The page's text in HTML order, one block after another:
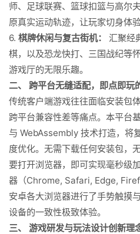
师、足球联赛、篮球扣篮与高尔
原真实运动轨迹，让玩家切身体
6. 棋牌休闲与复古街机：
汇聚经
棋，以及恐龙快打、三国战纪等
游戏厅的无限乐趣。
二、 跨平台无缝适配，即点即玩
传统客户端游戏往往面临安装包
跨平台兼容性差等痛点。本平台
与 WebAssembly 技术打造，将
度优化。无需下载任何安装包，
要打开浏览器，即可实现毫秒级
器（Chrome, Safari, Edge,
安卓各大浏览器进行了手势触摸
设备的一致性极致体验。
三、 游戏研发与玩法设计创新理